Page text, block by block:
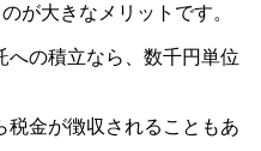
が大きなメリットです。
の積立なら、数千円単位
税金が徴収されることもあ